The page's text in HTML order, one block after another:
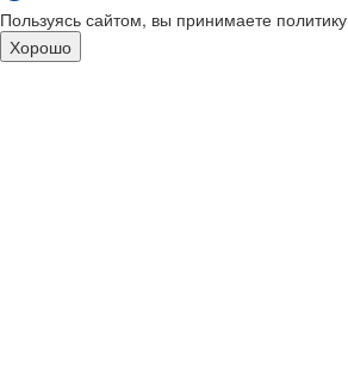
Пользуясь сайтом, вы принимаете политику
Хорошо